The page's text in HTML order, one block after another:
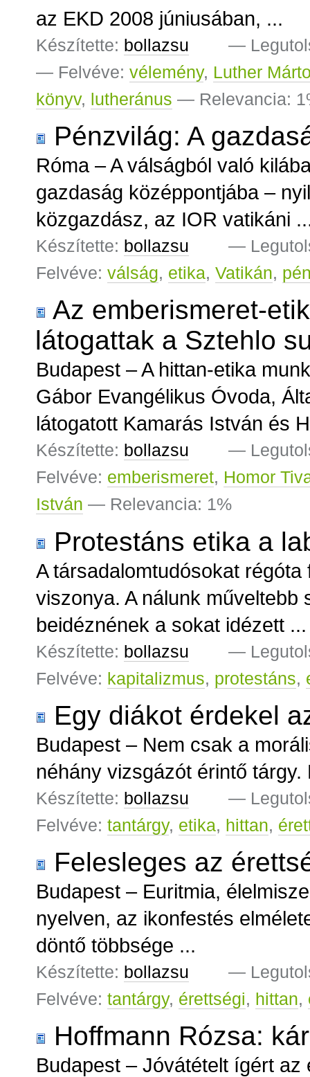
az EKD 2008 júniusában, ...
Készítette: bollazsu —
— Felvéve: vélemény, Luther
könyv, lutheránus — Relevancia:
Pénzvilág: A
Róma – A válságból való
gazdaság középpontjába –
közgazdász, az IOR vatikáni
Készítette: bollazsu —
Felvéve: válság, etika, Vatikán,
Az emberismeret-
látogattak a Sztehlo
Budapest – A hittan-etika
Gábor Evangélikus Óvoda,
látogatott Kamarás István és
Készítette: bollazsu —
Felvéve: emberismeret, Homor
István — Relevancia: 1%
Protestáns etika a
A társadalomtudósokat
viszonya. A nálunk
beidéznének a sokat idézett ...
Készítette: bollazsu —
Felvéve: kapitalizmus, protestáns,
Egy diákot érdekel
Budapest – Nem csak a
néhány vizsgázót érintő
Készítette: bollazsu —
Felvéve: tantárgy, etika, hittan,
Felesleges az
Budapest – Euritmia,
nyelven, az ikonfestés
döntő többsége ...
Készítette: bollazsu —
Felvéve: tantárgy, érettségi, hittan,
Hoffmann Rózsa:
Budapest – Jóvátételt ígért